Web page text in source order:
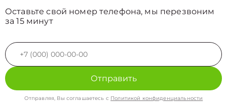
Оставьте свой номер телефона, мы перезвоним
за 15 минут
Отправить
Отправляя, Вы соглашаетесь с Политикой конфиденциальности